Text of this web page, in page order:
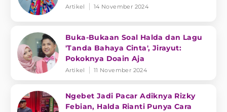
Artikel 14 November 2024
Buka-Bukaan Soal Halda dan Lagu
'Tanda Bahaya Cinta', Jirayut:
Pokoknya Doain Aja
Artikel 11 November 2024
Ngebet Jadi Pacar Adiknya Rizky
Febian, Halda Rianti Punya Cara